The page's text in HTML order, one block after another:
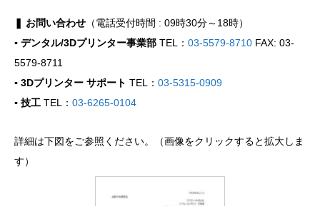
❚ お問い合わせ （電話受付時間 : 09時30分～18時）
▪ デンタル/3Dプリンター事業部 TEL： 03-5579-8710 FAX: 03-
5579-8711
▪ 3Dプリンター サポート TEL： 03-5315-0909
▪ 技工 TEL： 03-6265-0104
詳細は下図をご参照ください。（画像をクリックすると拡大しま
す）